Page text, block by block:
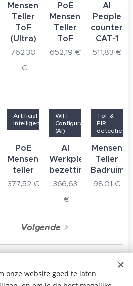
Mensen
Teller
ToF
(Ultra)
762,30
€
PoE
Mensen
Teller
ToF
652,19 €
AI
People
counter
CAT-1
511,83 €
PoE
Mensen
teller
Artificial
Intelligence
377,52 €
AI
Werkplek
bezetting
WiFi
Configuratie
(AI)
366,63
€
Mensen
Teller
ToF &
PIR
detectie
98,01 €
Volgende
All rights reserved
onze website goed te laten